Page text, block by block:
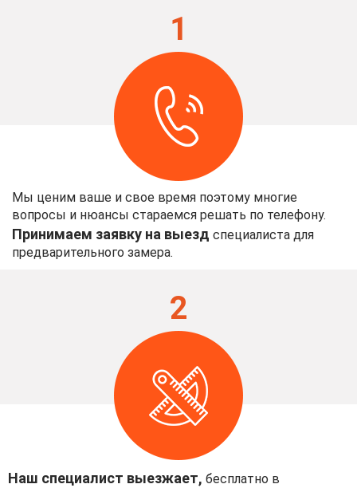
Мы ценим ваше и свое время поэтому многие
вопросы и нюансы стараемся решать по телефону.
Принимаем заявку на выезд специалиста для
предварительного замера.
1
Наш специалист выезжает, бесплатно в
2